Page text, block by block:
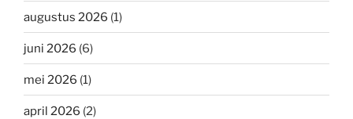
augustus 2026 (1)
juni 2026 (6)
mei 2026 (1)
april 2026 (2)